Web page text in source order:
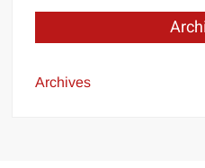
Archives